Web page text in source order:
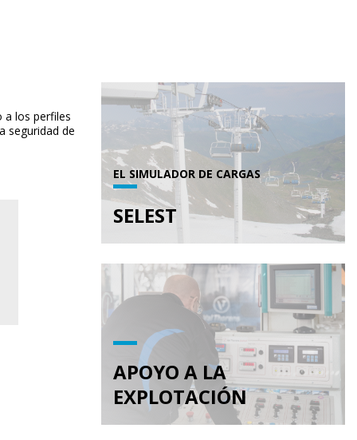
a los perfiles
seguridad de
EL SIMULADOR DE CARGAS
SELEST
APOYO A LA
EXPLOTACIÓN